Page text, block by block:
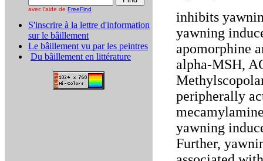
avec l'aide de FreeFind
S'inscrire à la lettre d'information
sur le bâillement
Le bâillement vu par les peintres
Du bâillement en littérature
inhibits
yawning
apomorphine
alpha-MSH,
peripherally
yawning
Further,